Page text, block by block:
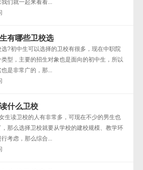
们就一起来看看...
有哪些卫校选
?初中生可以选择的卫校有很多，现在中职院
型，主要的招生对象也是面向的初中生，所以
是非常广的，那...
什么卫校
生读卫校的人有非常多，可现在不少的男生也
那么选择卫校就要从学校的建校规模、教学环
考虑，那么综合...